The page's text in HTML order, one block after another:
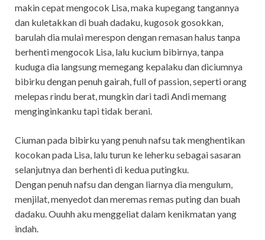
makin cepat mengocok Lisa, maka kupegang tangannya
dan kuletakkan di buah dadaku, kugosok gosokkan,
barulah dia mulai merespon dengan remasan halus tanpa
berhenti mengocok Lisa, lalu kucium bibirnya, tanpa
kuduga dia langsung memegang kepalaku dan diciumnya
bibirku dengan penuh gairah, full of passion, seperti orang
melepas rindu berat, mungkin dari tadi Andi memang
menginginkanku tapi tidak berani.
Ciuman pada bibirku yang penuh nafsu tak menghentikan
kocokan pada Lisa, lalu turun ke leherku sebagai sasaran
selanjutnya dan berhenti di kedua putingku.
Dengan penuh nafsu dan dengan liarnya dia mengulum,
menjilat, menyedot dan meremas remas puting dan buah
dadaku. Ouuhh aku menggeliat dalam kenikmatan yang
indah.